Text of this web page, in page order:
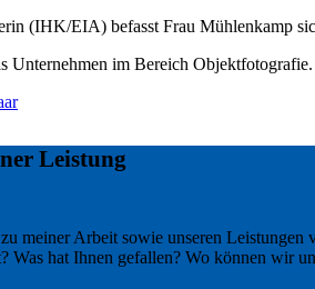
(IHK/EIA) befasst Frau Mühlenkamp
Unternehmen im Bereich
Leistung
meiner Arbeit sowie unseren
Was hat Ihnen gefallen? Wo können wir